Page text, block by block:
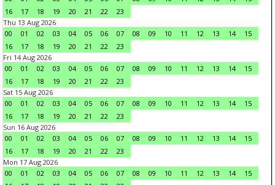
16
17 18 19 20 21 22
23
Thu 13 Aug 2026
00
01 02 03 04 05 06 07 08 09 10 11 12 13 14
15
16
17 18 19 20 21 22
23
Fri 14 Aug 2026
00
01 02 03 04 05 06 07 08 09 10 11 12 13 14
15
16
17 18 19 20 21 22
23
Sat 15 Aug 2026
00
01 02 03 04 05 06 07 08 09 10 11 12 13 14
15
16
17 18 19 20 21 22
23
Sun 16 Aug 2026
00
01 02 03 04 05 06 07 08 09 10 11 12 13 14
15
16
17 18 19 20 21 22
23
Mon 17 Aug 2026
00
01 02 03 04 05 06 07 08 09 10 11 12 13 14
15